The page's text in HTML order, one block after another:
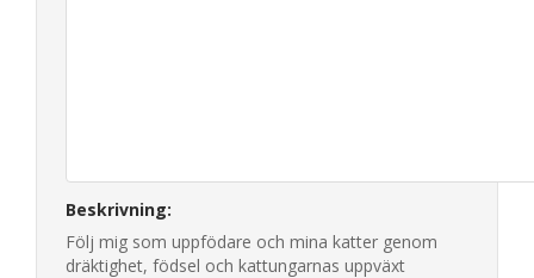
Beskrivning:
Följ mig som uppfödare och mina katter genom
dräktighet, födsel och kattungarnas uppväxt